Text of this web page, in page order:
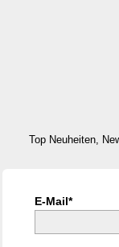
Top Neuheiten,
E-Mail*